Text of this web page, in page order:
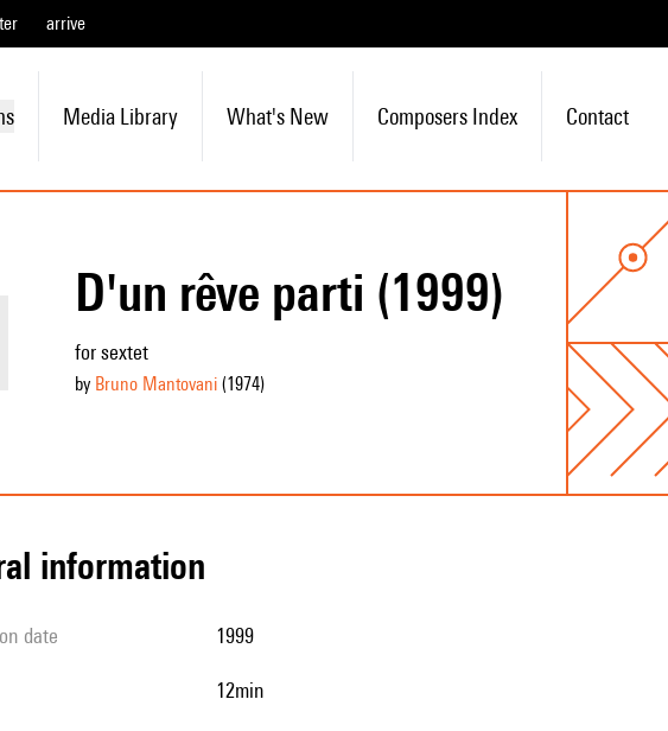
arrive
Media Library What's New Composers Index Contact
D'un rêve parti (1999)
for sextet
by Bruno Mantovani(1974)
information
date 1999
12min